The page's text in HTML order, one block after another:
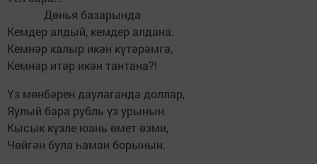
Дөнья базарында
Кемдер алдый, кемдер алдана.
Кемнәр калыр икән күтәрәмгә,
Кемнәр итәр икән тантана?!
Үз мөнбәрен даулаганда доллар,
Яулый бара рубль үз урынын.
Кысык күзле юань өмет өзми,
Чөйгән була һаман борынын.